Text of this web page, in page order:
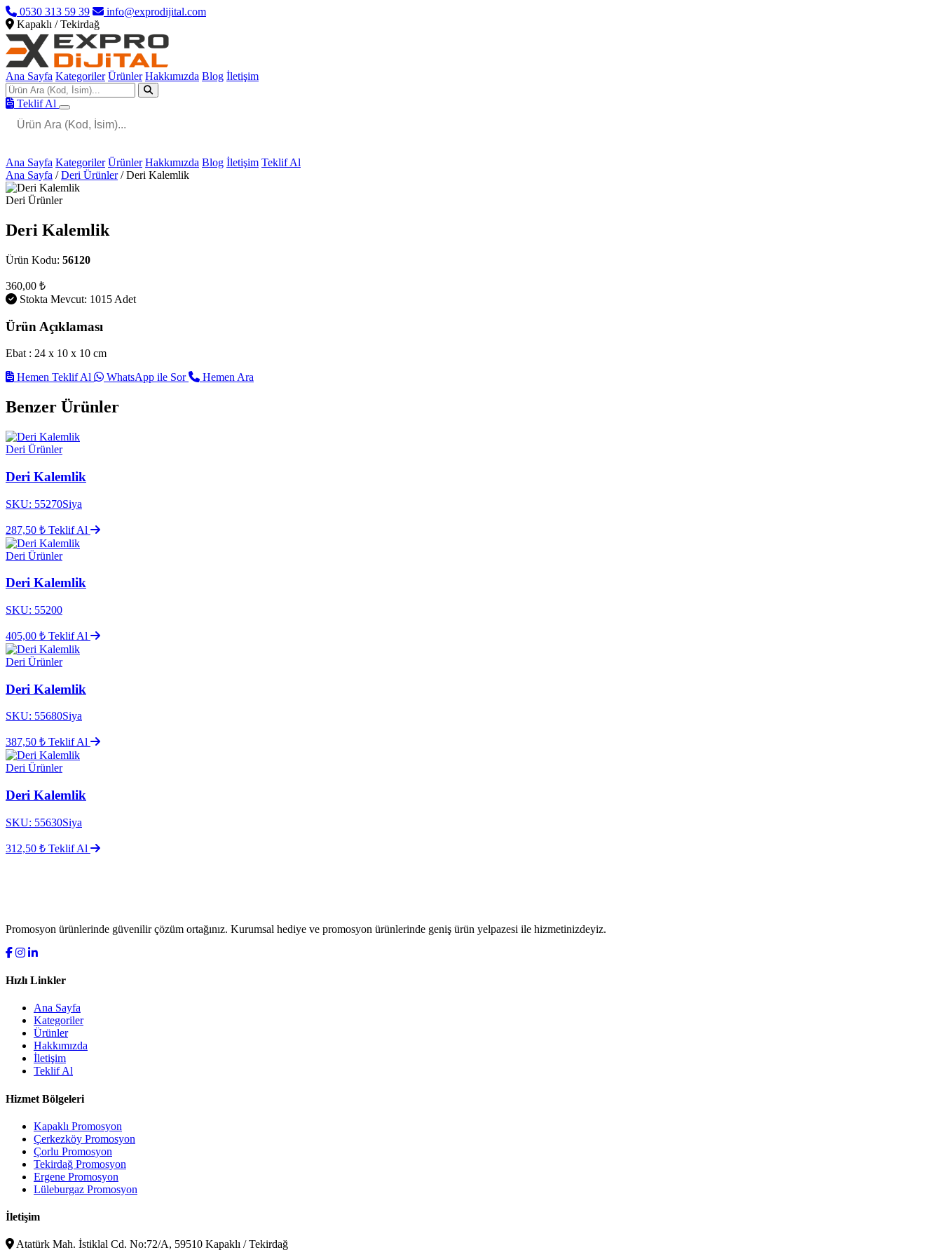
0530 313 59 39
info@exprodijital.com
Kapaklı / Tekirdağ
Ana Sayfa Kategoriler Ürünler Hakkımızda Blog İletişim
Teklif Al
Ana Sayfa Kategoriler Ürünler Hakkımızda Blog İletişim Teklif Al
Ana Sayfa / Deri Ürünler / Deri Kalemlik
Deri Ürünler
Deri Kalemlik
Ürün Kodu: 56120
360,00 ₺
Stokta Mevcut: 1015 Adet
Ürün Açıklaması
Ebat : 24 x 10 x 10 cm
Hemen Teklif Al
WhatsApp ile Sor Hemen Ara
Benzer Ürünler
Deri Ürünler
Deri Kalemlik
SKU: 55270Siya
287,50 ₺ Teklif Al
Deri Ürünler
Deri Kalemlik
SKU: 55200
405,00 ₺ Teklif Al
Deri Ürünler
Deri Kalemlik
SKU: 55680Siya
387,50 ₺ Teklif Al
Deri Ürünler
Deri Kalemlik
SKU: 55630Siya
312,50 ₺ Teklif Al
Promosyon ürünlerinde güvenilir çözüm ortağınız. Kurumsal hediye ve promosyon ürünlerinde geniş ürün yelpazesi ile hizmetinizdeyiz.
Hızlı Linkler
Ana Sayfa
Kategoriler
Ürünler
Hakkımızda
İletişim
Teklif Al
Hizmet Bölgeleri
Kapaklı Promosyon
Çerkezköy Promosyon
Çorlu Promosyon
Tekirdağ Promosyon
Ergene Promosyon
Lüleburgaz Promosyon
İletişim
Atatürk Mah. İstiklal Cd. No:72/A, 59510 Kapaklı / Tekirdağ